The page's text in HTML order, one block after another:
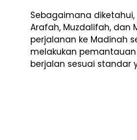
Sebagaimana
Arafah, Muzdalifah, dan
perjalanan ke Madinah
melakukan
berjalan sesuai standar